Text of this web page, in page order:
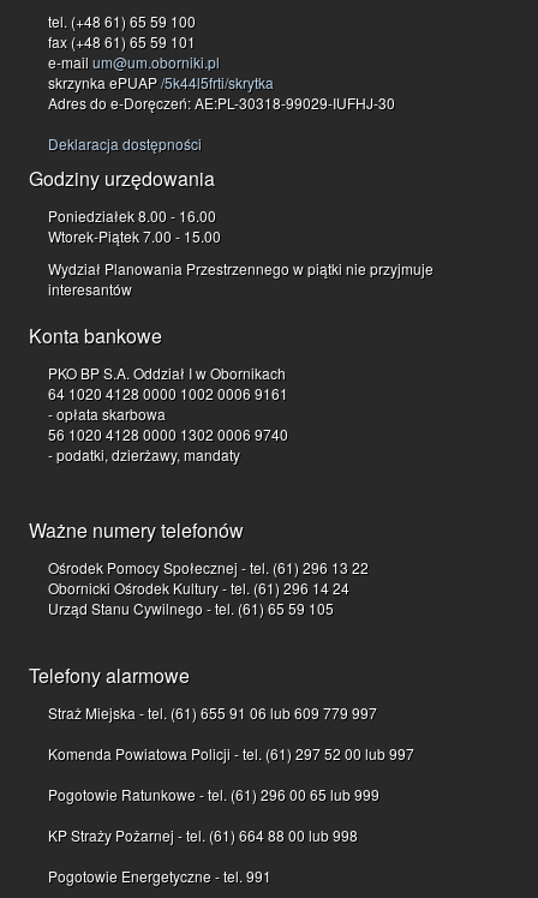
tel. (+48 61) 65 59 100
fax (+48 61) 65 59 101
e-mailum@um.oborniki.pl
skrzynka ePUAP/5k44l5frti/skrytka
Adres do e-Doręczeń: AE:PL-30318-99029-IUFHJ-30
Deklaracja dostępności
Godziny urzędowania
Poniedziałek 8.00 - 16.00
Wtorek-Piątek 7.00 - 15.00
Wydział Planowania Przestrzennego w piątki nie przyjmuje
interesantów
Konta bankowe
PKO BP S.A. Oddział I w Obornikach
64 1020 4128 0000 1002 0006 9161
- opłata skarbowa
56 1020 4128 0000 1302 0006 9740
- podatki, dzierżawy, mandaty
Ważne numery telefonów
Ośrodek Pomocy Społecznej - tel. (61) 296 13 22
Obornicki Ośrodek Kultury - tel. (61) 296 14 24
Urząd Stanu Cywilnego - tel. (61) 65 59 105
Telefony alarmowe
Straż Miejska - tel. (61) 655 91 06 lub 609 779 997
Komenda Powiatowa Policji - tel. (61) 297 52 00 lub 997
Pogotowie Ratunkowe - tel. (61) 296 00 65 lub 999
KP Straży Pożarnej - tel. (61) 664 88 00 lub 998
Pogotowie Energetyczne - tel. 991